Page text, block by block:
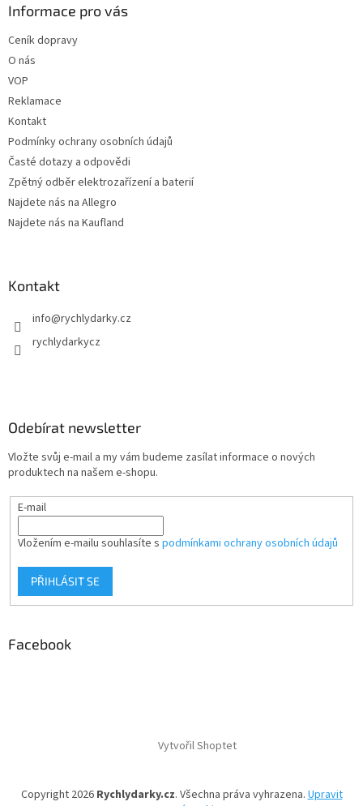
Informace pro vás
Ceník dopravy
O nás
VOP
Reklamace
Kontakt
Podmínky ochrany osobních údajů
Časté dotazy a odpovědi
Zpětný odběr elektrozařízení a baterií
Najdete nás na Allegro
Najdete nás na Kaufland
Kontakt
info@rychlydarky.cz
rychlydarkycz
Odebírat newsletter
Vložte svůj e-mail a my vám budeme zasílat informace o nových
produktech na našem e-shopu.
E-mail
Vložením e-mailu souhlasíte s podmínkami ochrany osobních údajů
PŘIHLÁSIT SE
Facebook
Vytvořil Shoptet
Copyright 2026 Rychlydarky.cz. Všechna práva vyhrazena. Upravit